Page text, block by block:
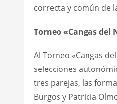
correcta y común de
Torneo «Cangas del
Al Torneo «Cangas
selecciones
tres parejas, las
Burgos y Patricia